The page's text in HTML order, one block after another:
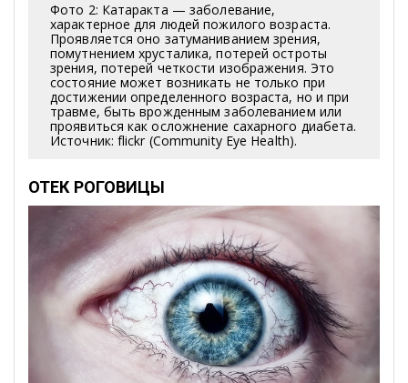
Фото 2: Катаракта — заболевание,
характерное для людей пожилого возраста.
Проявляется оно затуманиванием зрения,
помутнением хрусталика, потерей остроты
зрения, потерей четкости изображения. Это
состояние может возникать не только при
достижении определенного возраста, но и при
травме, быть врожденным заболеванием или
проявиться как осложнение сахарного диабета.
Источник: flickr (Community Eye Health).
ОТЕК РОГОВИЦЫ